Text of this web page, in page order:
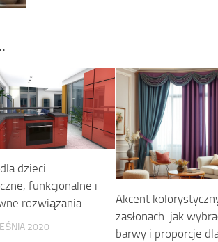
dzieci:
funkcjonalne i
rozwiązania
2020
Akcent
zasłonach: jak
barwy i proporcje